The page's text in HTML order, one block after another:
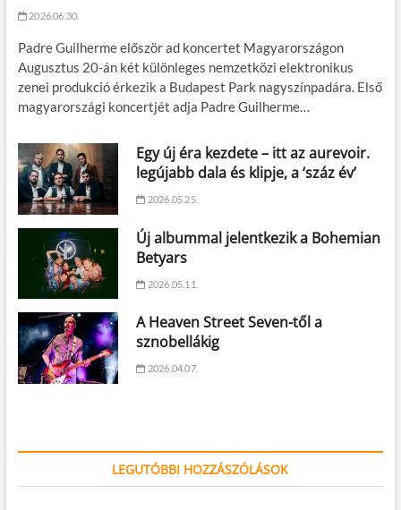
2026.06.30.
Padre Guilherme először ad koncertet Magyarországon
Augusztus 20-án két különleges nemzetközi elektronikus
zenei produkció érkezik a Budapest Park nagyszínpadára. Első
magyarországi koncertjét adja Padre Guilherme…
Egy új éra kezdete – itt az aurevoir.
legújabb dala és klipje, a ‘száz év’
2026.05.25.
Új albummal jelentkezik a Bohemian
Betyars
2026.05.11.
A Heaven Street Seven-től a
sznobellákig
2026.04.07.
LEGUTÓBBI HOZZÁSZÓLÁSOK